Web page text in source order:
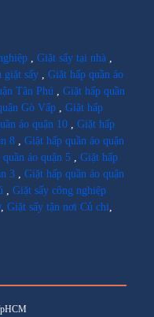
, Giặt sấy tại nhà ,
giặt sấy , Giặt hấp quần áo
Tân Phú , Giặt hấp quần
Gò Vấp , Giặt hấp
áo quận 10 , Giặt hấp
8 , Giặt hấp quần áo quận
áo quận 5 , Giặt hấp
3 , Giặt hấp quần áo quận
, Giặt sấy công nghiệp
, Giặt sấy tận nơi Củ chi,